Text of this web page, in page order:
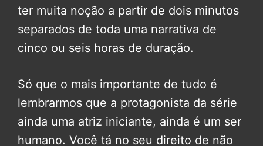
ter muita noção a partir de dois minutos
separados de toda uma narrativa de
cinco ou seis horas de duração.
Só que o mais importante de tudo é
lembrarmos que a protagonista da série
ainda uma atriz iniciante, ainda é um ser
humano. Você tá no seu direito de não